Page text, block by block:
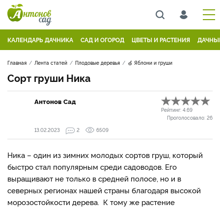
КАЛЕНДАРЬ ДАЧНИКА САД И ОГОРОД ЦВЕТЫ И РАСТЕНИЯ
Главная Лента статей Плодовые деревья 🍏 Яблони и груши
Сорт груши Ника
Антонов Сад
Рейтинг: 4.69
Проголосовало: 26
13.02.2023
2 6509
Ника – один из зимних молодых сортов груш, который
быстро стал популярным среди садоводов. Его
выращивают не только в средней полосе, но и в
северных регионах нашей страны благодаря высокой
морозостойкости дерева. К тому же растение